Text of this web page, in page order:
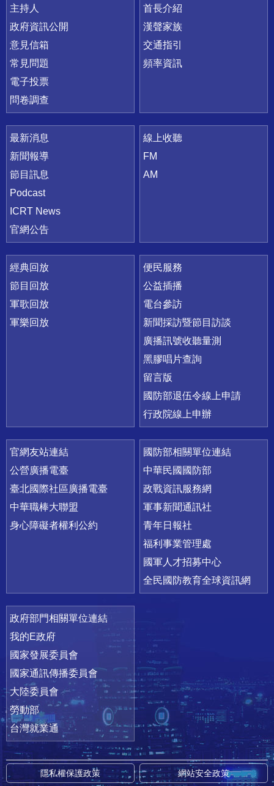
主持人
政府資訊公開
意見信箱
常見問題
電子投票
問卷調查
首長介紹
漢聲家族
交通指引
頻率資訊
最新消息
新聞報導
節目訊息
Podcast
ICRT News
官網公告
線上收聽
FM
AM
經典回放
節目回放
軍歌回放
軍樂回放
便民服務
公益插播
電台參訪
新聞採訪暨節目訪談
廣播訊號收聽量測
黑膠唱片查詢
留言版
國防部退伍令線上申請
行政院線上申辦
官網友站連結
公營廣播電臺
臺北國際社區廣播電臺
中華職棒大聯盟
身心障礙者權利公約
國防部相關單位連結
中華民國國防部
政戰資訊服務網
軍事新聞通訊社
青年日報社
福利事業管理處
國軍人才招募中心
全民國防教育全球資訊網
政府部門相關單位連結
我的E政府
國家發展委員會
國家通訊傳播委員會
大陸委員會
勞動部
台灣就業通
隱私權保護政策 網站安全政策